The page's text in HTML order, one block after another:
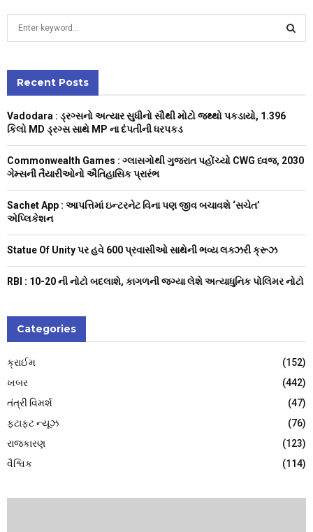
h
o
C
Recent Posts
Vadodara : ડ્રગ્સનો અત્યાર સુધીનો સૌથી મોટો જથ્થો પકડાયો, 1.396
કિલો MD ડ્રગ્સ સાથે MP ના દંપતીની ધરપકડ
Commonwealth Games : ગ્લાસગોથી ગુજરાત પહોંચ્યો CWG ધ્વજ, 2030
ગેમ્સની તૈયારીઓનો ઐતિહાસિક પ્રારંભ
Sachet App : આપત્તિમાં ઇન્ટરનેટ વિના પણ જીવ બચાવશે ‘સચેત’
એપ્લિકેશન
Statue Of Unity પર હવે 600 પ્રવાસીઓ સાથેની ભવ્ય લક્ઝરી ક્રૂઝ
RBI : ₹10-20 ની નોટો બદલાશે, કાગળની જગ્યા લેશે અત્યાધુનિક પોલિમર નોટો
Categories
ક્રાઈમ
(152)
ખબર
(442)
તંત્રી વિમર્શ
(47)
ફટાફટ ન્યૂઝ
(76)
રાજકારણ
(123)
વૈશ્વિક
(114)